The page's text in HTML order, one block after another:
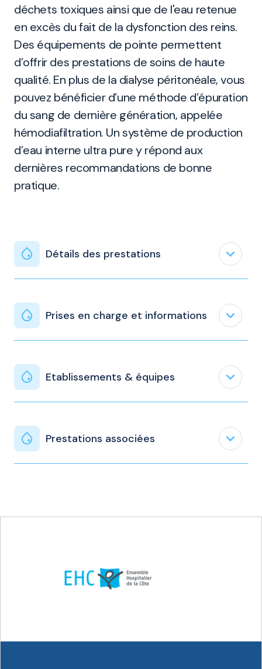
déchets toxiques ainsi que de l'eau retenue
en excès du fait de la dysfonction des reins.
Des équipements de pointe permettent
d’offrir des prestations de soins de haute
qualité. En plus de la dialyse péritonéale, vous
pouvez bénéficier d’une méthode d’épuration
du sang de dernière génération, appelée
hémodiafiltration. Un système de production
d’eau interne ultra pure y répond aux
dernières recommandations de bonne
pratique.
Détails des prestations expand_less
Prises en charge et informations expand_less
Etablissements & équipes expand_less
Prestations associées expand_less